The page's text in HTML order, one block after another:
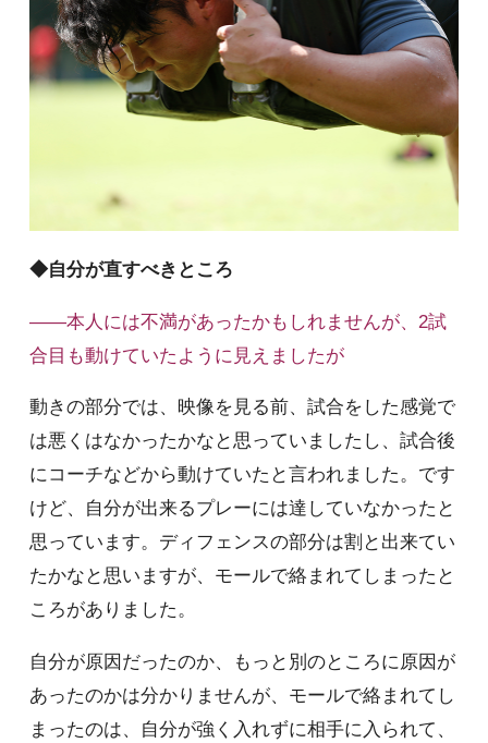
◆自分が直すべきところ
――本人には不満があったかもしれませんが、2試
合目も動けていたように見えましたが
動きの部分では、映像を見る前、試合をした感覚で
は悪くはなかったかなと思っていましたし、試合後
にコーチなどから動けていたと言われました。です
けど、自分が出来るプレーには達していなかったと
思っています。ディフェンスの部分は割と出来てい
たかなと思いますが、モールで絡まれてしまったと
ころがありました。
自分が原因だったのか、もっと別のところに原因が
あったのかは分かりませんが、モールで絡まれてし
まったのは、自分が強く入れずに相手に入られて、